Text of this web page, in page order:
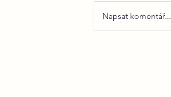
Napsat komentář...